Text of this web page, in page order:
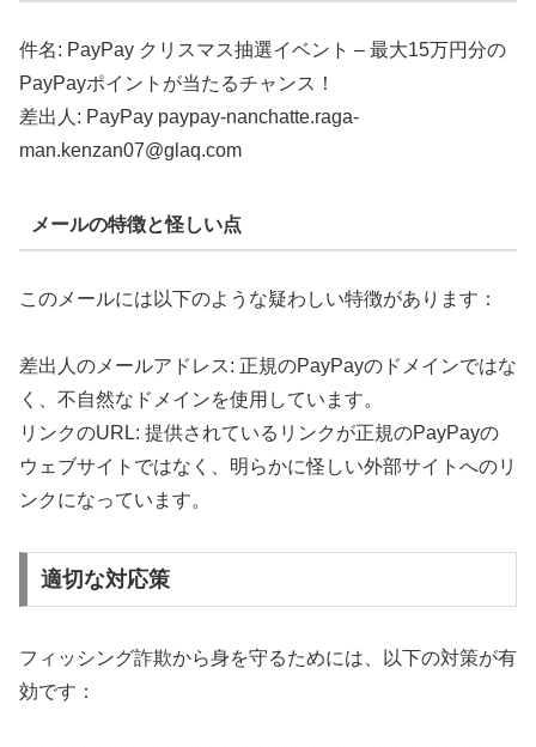
件名: PayPay クリスマス抽選イベント – 最大15万円分の
PayPayポイントが当たるチャンス！
差出人: PayPay paypay-nanchatte.raga-
man.kenzan07@glaq.com
メールの特徴と怪しい点
このメールには以下のような疑わしい特徴があります：
差出人のメールアドレス: 正規のPayPayのドメインではな
く、不自然なドメインを使用しています。
リンクのURL: 提供されているリンクが正規のPayPayの
ウェブサイトではなく、明らかに怪しい外部サイトへのリ
ンクになっています。
適切な対応策
フィッシング詐欺から身を守るためには、以下の対策が有
効です：